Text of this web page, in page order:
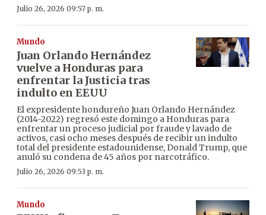
Julio 26, 2026 09:57 p. m.
Mundo
Juan Orlando Hernández
vuelve a Honduras para
enfrentar la Justicia tras
indulto en EEUU
El expresidente hondureño Juan Orlando Hernández
(2014-2022) regresó este domingo a Honduras para
enfrentar un proceso judicial por fraude y lavado de
activos, casi ocho meses después de recibir un indulto
total del presidente estadounidense, Donald Trump, que
anuló su condena de 45 años por narcotráfico.
Julio 26, 2026 09:53 p. m.
Mundo